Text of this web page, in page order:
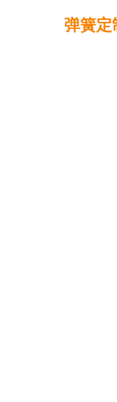
弹簧定